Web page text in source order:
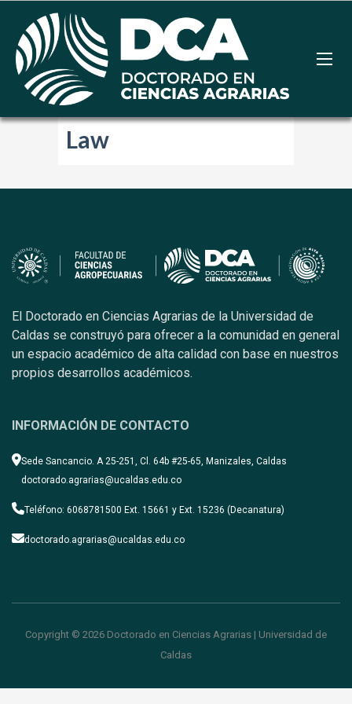
Law
El Doctorado en Ciencias Agrarias de la Universidad de
Caldas se construyó para ofrecer a la comunidad en general
un espacio académico de alta calidad con base en nuestros
propios desarrollos académicos.
INFORMACIÓN DE CONTACTO
Sede Sancancio. A 25-251, Cl. 64b #25-65, Manizales, Caldas
doctorado.agrarias@ucaldas.edu.co
Teléfono: 6068781500 Ext. 15661 y Ext. 15236 (Decanatura)
doctorado.agrarias@ucaldas.edu.co
Copyright © 2026 Doctorado en Ciencias Agrarias | Universidad de
Caldas